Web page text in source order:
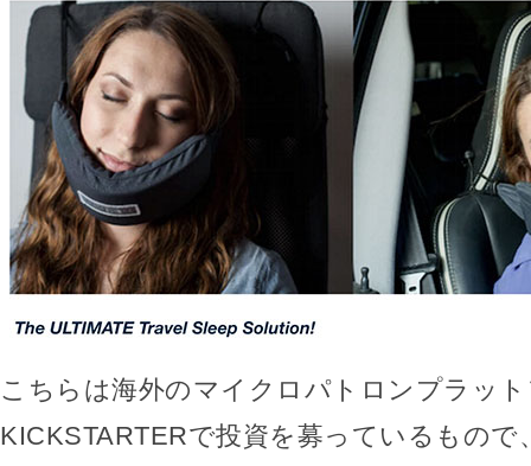
こちらは海外のマイクロパトロンプラッ
KICKSTARTERで投資を募っているもので